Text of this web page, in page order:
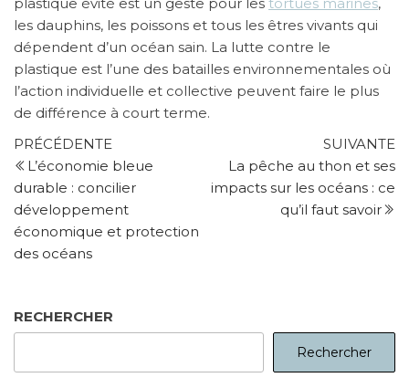
plastique évité est un geste pour les tortues marines,
les dauphins, les poissons et tous les êtres vivants qui
dépendent d’un océan sain. La lutte contre le
plastique est l’une des batailles environnementales où
l’action individuelle et collective peuvent faire le plus
de différence à court terme.
Navigation
de
l’article
Article
précédent
PRÉCÉDENTE
L’économie bleue
durable : concilier
développement
économique et protection
des océans
SUIVANTE
La pêche au thon et ses
impacts sur les océans : ce
qu’il faut savoir
RECHERCHER
Rechercher